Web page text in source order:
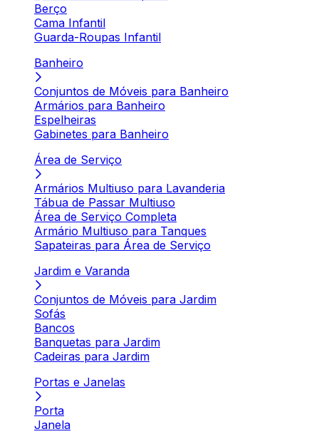
Berço
Cama Infantil
Guarda-Roupas Infantil
Banheiro
Conjuntos de Móveis para Banheiro
Armários para Banheiro
Espelheiras
Gabinetes para Banheiro
Área de Serviço
Armários Multiuso para Lavanderia
Tábua de Passar Multiuso
Área de Serviço Completa
Armário Multiuso para Tanques
Sapateiras para Área de Serviço
Jardim e Varanda
Conjuntos de Móveis para Jardim
Sofás
Bancos
Banquetas para Jardim
Cadeiras para Jardim
Portas e Janelas
Porta
Janela